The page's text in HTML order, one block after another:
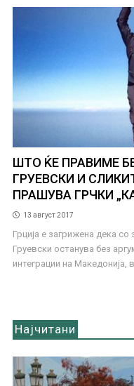
ШТО ЌЕ ПРАВИМЕ
ГРУЕВСКИ И
ПРАШУВА ГРЧКИ
13 август 2017
Грција е загрижена дека
Груевски останува без
интеграции на Македонија,
Најчитани